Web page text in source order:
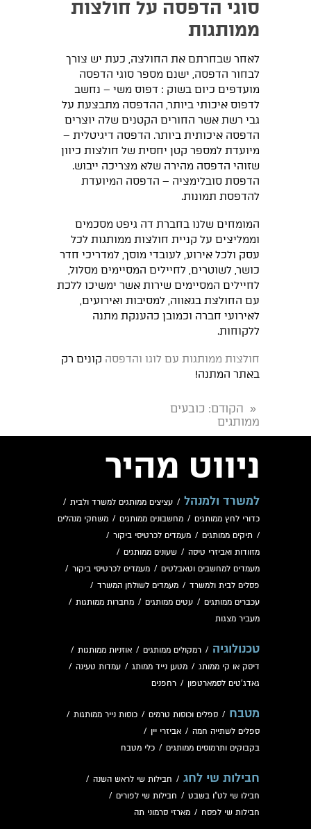
סוגי הדפסה על חולצות
ממותגות
לאחר שבחרתם את החולצה, כעת יש צורך
לבחור הדפסה, ישנם מספר סוגי הדפסה
מועדפים כיום בשוק : דפוס משי – נחשב
לדפוס איכותי ביותר, ההדפסה מתבצעת על
גבי רשת אשר החורים הקטנים שלה יוצרים
הדפסה איכותית ביותר. הדפסה דיגיטלית –
מיועדת למספר קטן יחסית של חולצות כיוון
שזוהי הדפסה מהירה שלא מצריכה ייבוש.
הדפסת סובלימציה – הדפסה המיועדת
להדפסת תמונות.
המומחים שלנו בחברת דה גיפט מסכמים
וממליצים על קניית חולצות ממותגות לכל
עסק ולכל אירוע, לעובדי מוסך, למדריכי חדר
כושר, לשוטרים, לחיילים המסיימים מסלול,
לחיילים המסיימים שירות אשר ימשיכו ללכת
עם החולצת בגאווה, למסיבות ואירועים,
לאירועי חברה וכמובן כהענקת מתנה
ללקוחות.
חולצות ממותגות עם לוגו והדפסה קונים רק
באתר המתנה!
« הקודם: כובעים
ממותגים
ניווט מהיר
למשרד ולמנהל / עציצים ממותגים למשרד ולבית /
כדורי לחץ ממותגים / מחשבונים ממותגים / משחקי מנהלים
/ תיקים ממותגים / מעמדים לכרטיסי ביקור /
מזוודות ואביזרי טיסה / שעונים ממותגים /
מעמדים למחשבים וטאבלטים / מעמדים לכרטיסי ביקור /
פסלים לבית ולמשרד / מעמדים לשולחן המשרד /
עכברים ממותגים / עטים ממותגים / מחברות ממותגות /
מעביר מצגות
טכנולוגיה / רמקולים ממותגים / אוזניות ממותגות /
דיסק או קי ממותג / מטען נייד ממותג / עמדות טעינה /
גאדג'טים לסמארטפון / רחפנים
מטבח / ספלים וכוסות טרמים / כוסות נייר ממותגות /
ספלים לשתייה חמה / אביזרי יין /
בקבוקים ותרמוסים ממותגים / כלי מטבח
חבילות שי לחג / חבילות שי לראש השנה /
חבילו שי לט"ו בשבט / חבילות שי לפורים /
חבילות שי לפסח / מארזי סרמוני תה